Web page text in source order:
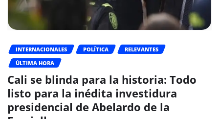
INTERNACIONALES POLÍTICA
RELEVANTES
ÚLTIMA HORA
Cali se blinda para la historia: Todo
listo para la inédita investidura
presidencial de Abelardo de la